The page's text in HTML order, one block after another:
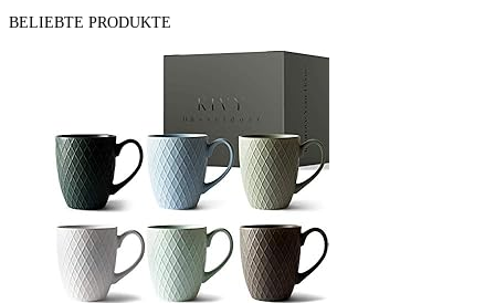
BELIEBTE PRODUKTE